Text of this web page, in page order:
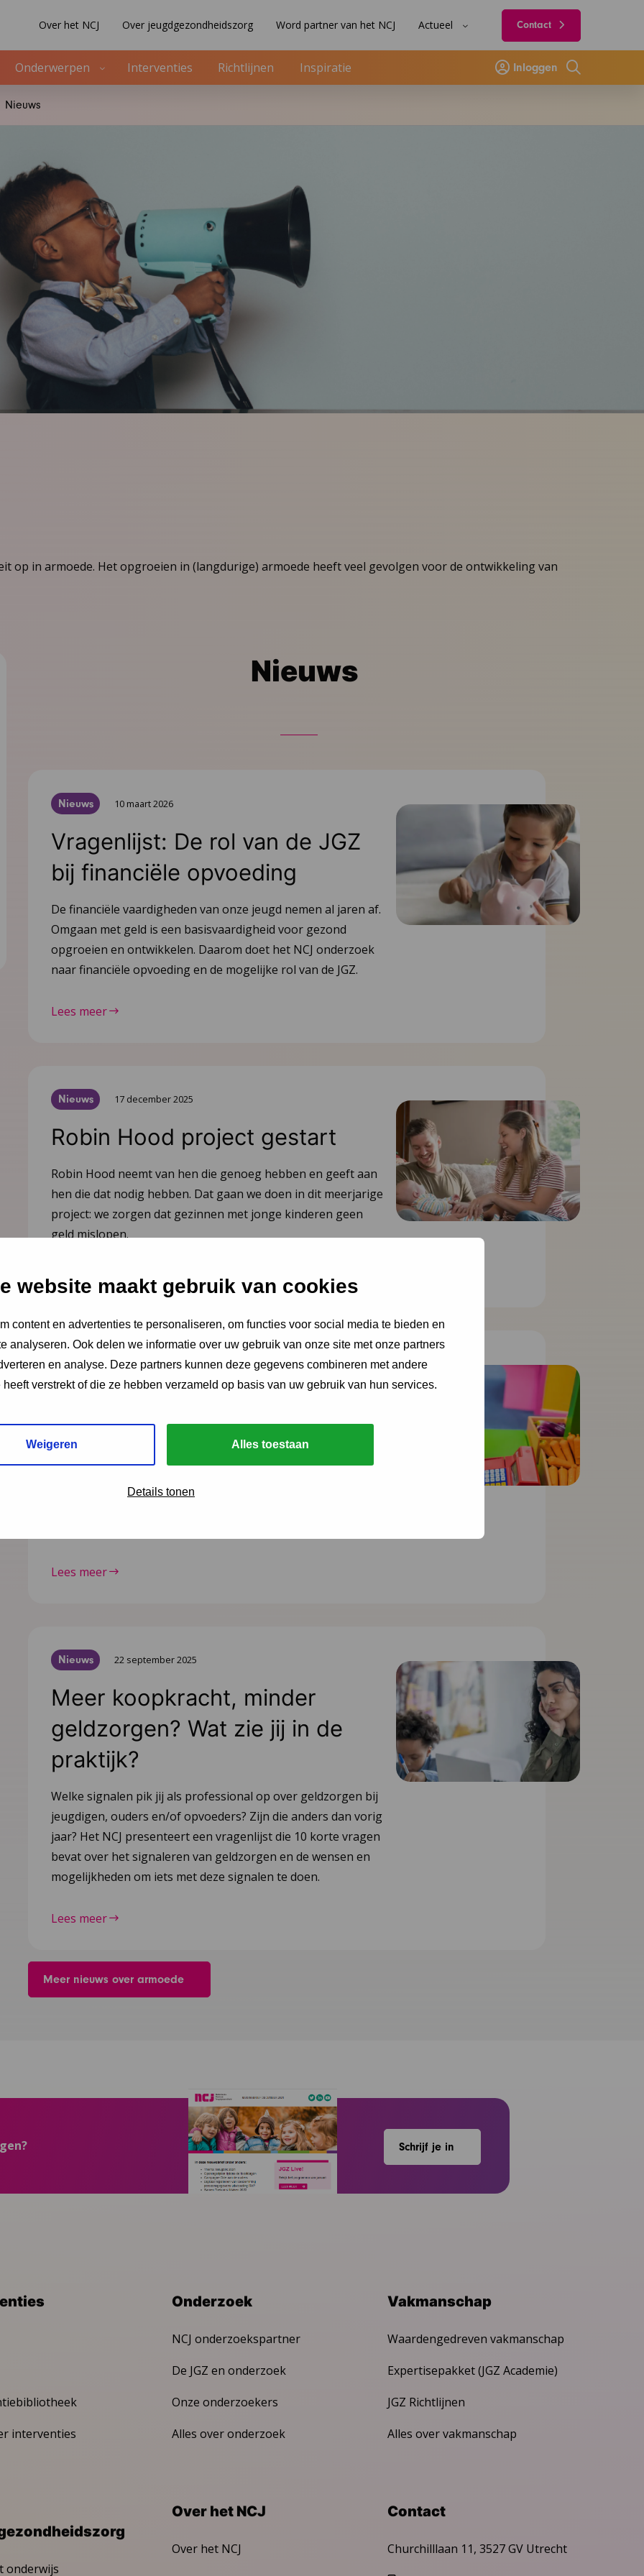
website maakt gebruik van cookies
content en advertenties te personaliseren, om functies voor social media te bieden en
analyseren. Ook delen we informatie over uw gebruik van onze site met onze partners
en analyse. Deze partners kunnen deze gegevens combineren met andere
verstrekt of die ze hebben verzameld op basis van uw gebruik van hun services.
Weigeren Alles toestaan
Details tonen
Over het NCJ Over jeugdgezondheidszorg Word partner van het NCJ Actueel Contact
Onderwerpen Interventies Richtlijnen Inspiratie Inloggen
Zoeken
Nieuws
op in armoede. Het opgroeien in (langdurige) armoede heeft veel gevolgen voor de ontwikkeling van
Nieuws
Nieuws 10 maart 2026
Vragenlijst: De rol van de JGZ
bij financiële opvoeding
De financiële vaardigheden van onze jeugd nemen al jaren af.
Omgaan met geld is een basisvaardigheid voor gezond
opgroeien en ontwikkelen. Daarom doet het NCJ onderzoek
naar financiële opvoeding en de mogelijke rol van de JGZ.
Lees meer
Nieuws 17 december 2025
Robin Hood project gestart
Robin Hood neemt van hen die genoeg hebben en geeft aan
hen die dat nodig hebben. Dat gaan we doen in dit meerjarige
project: we zorgen dat gezinnen met jonge kinderen geen
geld mislopen.
Lees meer
Nieuws 28 november 2025
normaal
Het NCJ peilde voor de vijfde keer onder professionals of zij
de signalen van geldzorgen bij jeugdigen en/of hun
Lees meer
Nieuws 22 september 2025
Meer koopkracht, minder
geldzorgen? Wat zie jij in de
praktijk?
Welke signalen pik jij als professional op over geldzorgen bij
jeugdigen, ouders en/of opvoeders? Zijn die anders dan vorig
jaar? Het NCJ presenteert een vragenlijst die 10 korte vragen
bevat over het signaleren van geldzorgen en de wensen en
mogelijkheden om iets met deze signalen te doen.
Lees meer
Meer nieuws over armoede
Schrijf je in
interventies
Onderzoek
NCJ onderzoekspartner
De JGZ en onderzoek
Onze onderzoekers
Alles over onderzoek
Vakmanschap
Waardengedreven vakmanschap
Expertisepakket (JGZ Academie)
JGZ Richtlijnen
Alles over vakmanschap
onderwijs
Over het NCJ
Over het NCJ
Contact
Churchilllaan 11, 3527 GV Utrecht